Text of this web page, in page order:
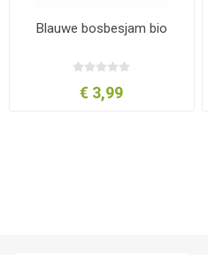
Blauwe bosbesjam bio
€ 3,99